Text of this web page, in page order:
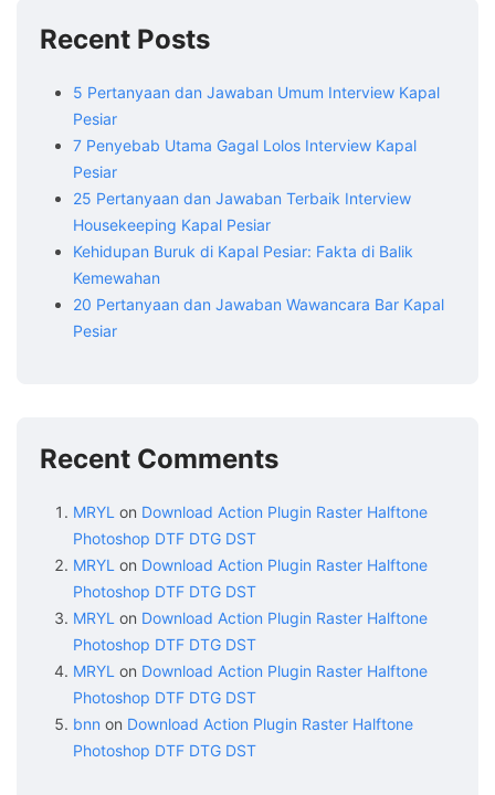
Recent Posts
5 Pertanyaan dan Jawaban Umum Interview Kapal
Pesiar
7 Penyebab Utama Gagal Lolos Interview Kapal
Pesiar
25 Pertanyaan dan Jawaban Terbaik Interview
Housekeeping Kapal Pesiar
Kehidupan Buruk di Kapal Pesiar: Fakta di Balik
Kemewahan
20 Pertanyaan dan Jawaban Wawancara Bar Kapal
Pesiar
Recent Comments
MRYL on Download Action Plugin Raster Halftone
Photoshop DTF DTG DST
MRYL on Download Action Plugin Raster Halftone
Photoshop DTF DTG DST
MRYL on Download Action Plugin Raster Halftone
Photoshop DTF DTG DST
MRYL on Download Action Plugin Raster Halftone
Photoshop DTF DTG DST
bnn on Download Action Plugin Raster Halftone
Photoshop DTF DTG DST